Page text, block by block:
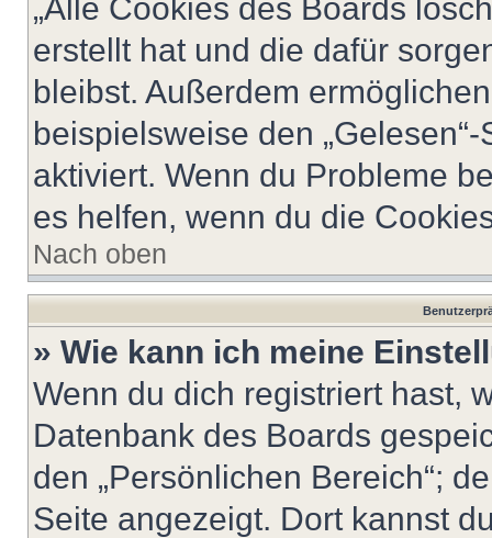
„Alle Cookies des Boards
erstellt hat und die dafür
bleibst. Außerdem
beispielsweise den
aktiviert. Wenn du Probleme
es helfen, wenn du die
Nach oben
» Wie kann ich meine
Wenn du dich registriert hast,
Datenbank des Boards
den „Persönlichen Bereich“;
Seite angezeigt. Dort kannst